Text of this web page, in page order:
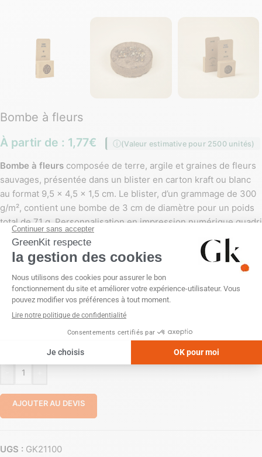
Bombe à fleurs
À partir de : 1,77€ (Valeur estimative pour 2500 unités)
Bombe à fleurs composée de terre, argile et graines de fleurs
sauvages, présentée dans un blister en carton kraft ou blanc
au format 9,5 × 4,5 × 1,5 cm. Le blister, d’un grammage de 300
g/m², contient une bombe de 3 cm de diamètre pour un poids
total de 71 g. Personnalisation en impression numérique quadri
sur les faces recto/verso du blister (70 x 70 mm).
PERSONNALISATION
Impression numérique (quadri)
COULEUR
AJOUTER AU DEVIS
UGS : GK21100